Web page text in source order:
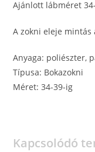
Ajánlott lábméret
A zokni eleje
Anyaga: poliészter,
Típusa: Bokazokni
Méret: 34-39-ig
Kapcsolódó